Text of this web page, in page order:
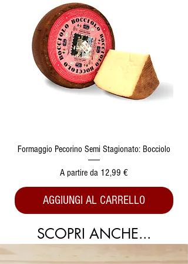
Formaggio Pecorino Semi Stagionato: Bocciolo
A partire da 12,99 €
Prezzo scontato
AGGIUNGI AL CARRELLO
SCOPRI ANCHE...